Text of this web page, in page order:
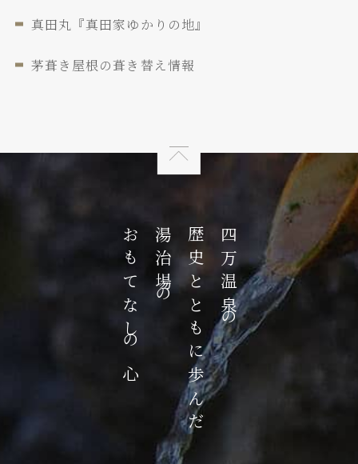
真田丸『真田家ゆかりの地』
茅葺き屋根の葺き替え情報
四万温泉の
歴史とともに歩んだ
湯治場の
おもてなしの心